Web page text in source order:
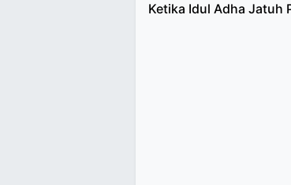
Ketika Idul Adha Jatuh